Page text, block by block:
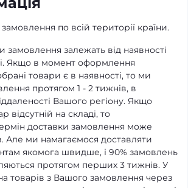
по всій території країни.
замовлення залежать від наявності
Якщо в момент оформлення
товари є в наявності, то ми
протягом 1 - 2 тижнів, в
Вашого регіону. Якщо
відсутній на складі, то
доставки замовлення може
Але ми намагаємося доставляти
якомога швидше, і 90% замовлень
протягом перших 3 тижнів. У
товарів з Вашого замовлення через